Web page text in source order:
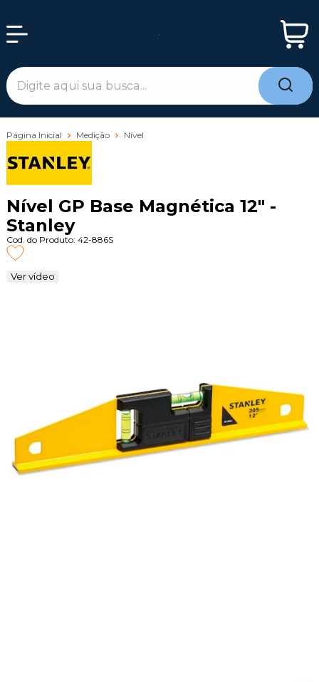
Página Inicial Medição Nível
Nível GP Base Magnética 12" -
Stanley
Cod. do Produto: 42-886S
Ver vídeo